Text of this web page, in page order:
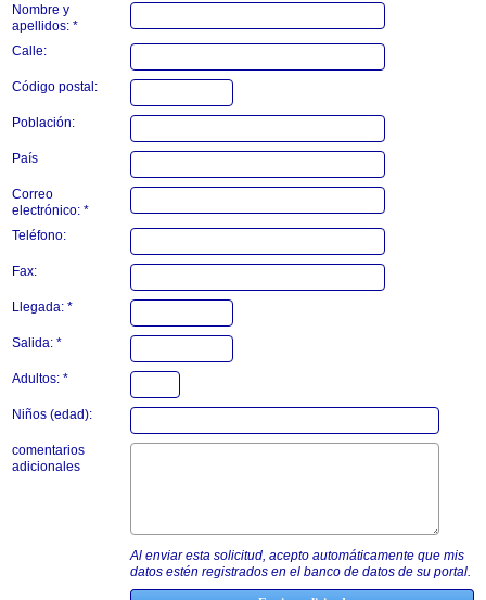
Nombre y
apellidos: *
Calle:
Código postal:
Población:
País
Correo
electrónico: *
Teléfono:
Fax:
Llegada: *
Salida: *
Adultos: *
Niños (edad):
comentarios
adicionales
Al enviar esta solicitud, acepto automáticamente que mis
datos estén registrados en el banco de datos de su portal.